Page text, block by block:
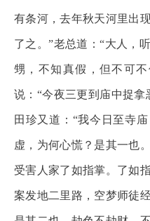
有条河，去年秋天河里出
了之。”老总道：“大人，
甥，不知真假，但不可
说：“今夜三更到庙中捉拿
田珍又道：“我今日至寺
虚，为何心慌？是其一也
受害人家了如指掌。了如
案发地二里路，空梦师徒